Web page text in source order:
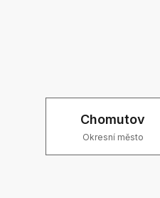
Chomutov
Okresní město